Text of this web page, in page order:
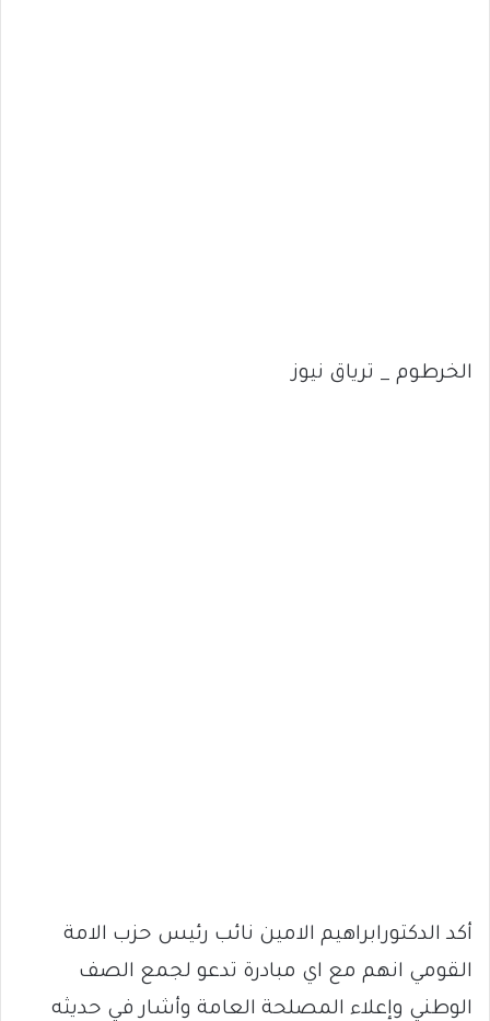
الخرطوم _ ترياق نيوز
أكد الدكتورابراهيم الامين نائب رئيس حزب الامة
القومي انهم مع اي مبادرة تدعو لجمع الصف
الوطني وإعلاء المصلحة العامة وأشار في حديثه